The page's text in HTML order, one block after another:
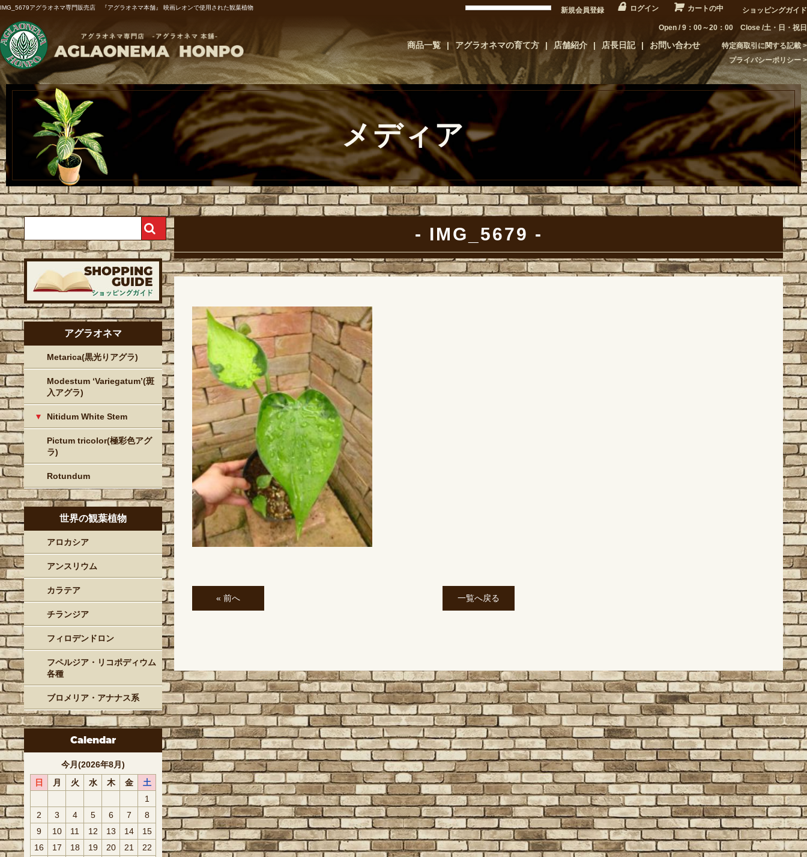
IMG_5679アグラオネマ専門販売店 『アグラオネマ本舗』 映画レオンで使用された観葉植物 新規会員登録 ログイン カートの中 ショッピングガイド
Open / 9：00～20：00 Close /土・日・祝日
商品一覧 アグラオネマの育て方 店舗紹介 店長日記 お問い合わせ
特定商取引に関する記載
プライバシーポリシー
メディア
IMG_5679
« 前へ 一覧へ戻る
アグラオネマ
Metarica(黒光りアグラ)
Modestum ‘Variegatum’(斑
入アグラ)
Nitidum White Stem
Pictum tricolor(極彩色アグ
ラ)
Rotundum
世界の観葉植物
アロカシア
アンスリウム
カラテア
チランジア
フィロデンドロン
フペルジア・リコポディウム
各種
ブロメリア・アナナス系
Calendar
今月(2026年8月)
日
月 火 水 木 金
土
1
2
3 4 5 6 7
8
9
10 11 12 13 14
15
16
17 18 19 20 21
22